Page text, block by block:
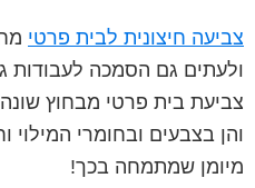
צביעה חיצונית לבית פרטי
ולעתים גם הסמכה לעבודות
צביעת בית פרטי מבחוץ
והן בצבעים ובחומרי
מיומן שמתמחה בכך!